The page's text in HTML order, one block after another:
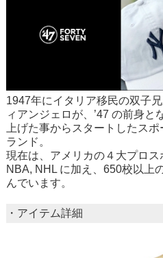
1947年にイタリア移民の双子
ィアンジェロが、’47 の前身と
上げた事からスタートしたス
ランド。
現在は、アメリカの４大プロ
NBA, NHL に加え、650校以上
んでいます。
・アイテム詳細